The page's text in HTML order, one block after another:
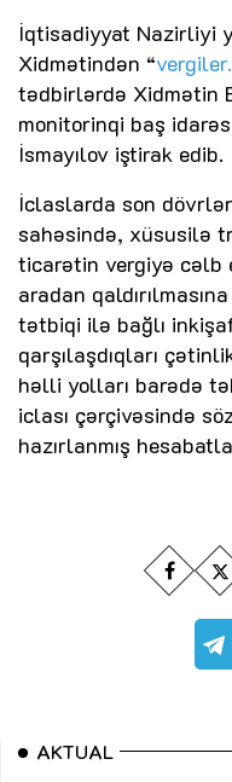
İqtisadiyyat Nazirliyi
Xidmətindən “
tədbirlərdə Xidmətin
monitorinqi baş
İsmayılov iştirak edib.
İclaslarda son
sahəsində, xüsusilə
ticarətin vergiyə cəlb
aradan
tətbiqi ilə bağlı
qarşılaşdıqları
həlli yolları barədə
iclası çərçivəsində
hazırlanmış
AKTUAL